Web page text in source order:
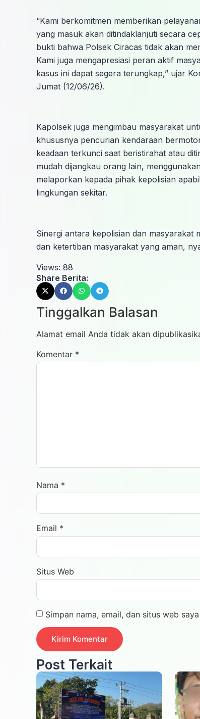
“Kami berkomitmen memberikan
yang masuk akan ditindaklanjuti secara
bukti bahwa Polsek Ciracas tidak akan
Kami juga mengapresiasi peran aktif
kasus ini dapat segera terungkap,” ujar
Jumat (12/06/26).
Kapolsek juga mengimbau masyarakat
khususnya pencurian kendaraan
keadaan terkunci saat beristirahat atau
mudah dijangkau orang lain,
melaporkan kepada pihak kepolisian
lingkungan sekitar.
Sinergi antara kepolisian dan masyarakat
dan ketertiban masyarakat yang aman,
Views: 88
Share Berita:
Tinggalkan Balasan
Alamat email Anda tidak akan
Komentar *
Nama *
Email *
Situs Web
Simpan nama, email, dan situs web
Post Terkait